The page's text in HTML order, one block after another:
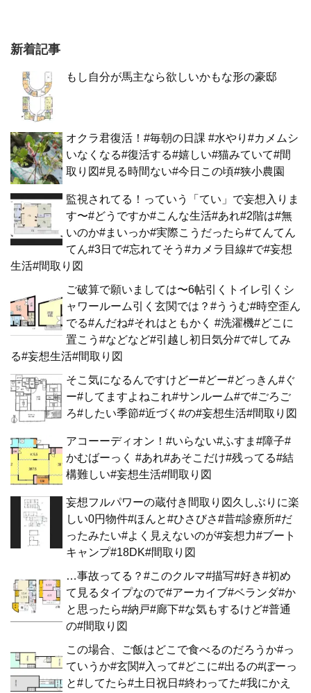
新着記事
もし自分が馬主なら欲しいかもな形の豪邸
オクラ君復活！#毎朝の日課 #水やり#カメムシ
いなくなる#復活する#嬉しい#猫みていて#間
取り図#見る時間ない#今日この頃#狭小農園
監視されてる！っていう「てい」で妄想入りま
す〜#どうですか#こんな生活#あれ#2階は#無
いのか#まいっか#実際こうだったら#てんてん
てん#3日で#忘れてそう#カメラ目線#で#妄想
生活#間取り図
ご破算で願いましては〜6帖引くトイレ引くシ
ャワールーム引く玄関では？#ううむ#時空歪ん
でる#んだね#それはともかく #洗濯機#どこに
置こう#などなど#引越し初日気分#で#してみ
る#妄想生活#間取り図
そこ気になるんですけどー#どー#どっきん#ぐ
ー#してますよねこれ#サンルーム#で#ごろご
ろ#したい季節#近づく#の#妄想生活#間取り図
アコーーディオン！#いらない#ふすま#障子#
かむばーっく #あれ#あそこだけ#残ってる#結
構難しい#妄想生活#間取り図
妄想フルパワーの蔵付き間取り図久しぶりに楽
しい0円物件#ほんと#ひさびさ#昔#診療所#だ
ったみたい#よく見えないのが#妄想力#ブート
キャンプ#18DK#間取り図
…事故ってる？#このクルマ#描写#好き#初め
て見るタイプなので#アーカイブ#ベランダ#か
と思ったら#納戸#廊下#な気もするけど#普通
の#間取り図
この場合、ご飯はどこで食べるのだろうか#っ
ていうか#玄関#入って#どこに#出るの#ぼーっ
と#してたら#土日祝日#終わってた#我にかえ